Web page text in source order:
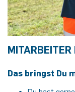
MITARBEITER
Das bringst Du